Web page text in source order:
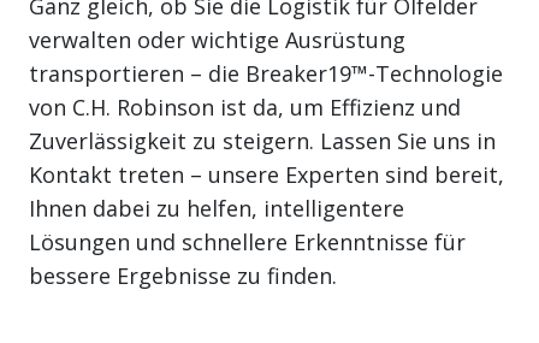
Ganz gleich, ob Sie die Logistik für Ölfelder
verwalten oder wichtige Ausrüstung
transportieren – die Breaker19™-Technologie
von C.H. Robinson ist da, um Effizienz und
Zuverlässigkeit zu steigern. Lassen Sie uns in
Kontakt treten – unsere Experten sind bereit,
Ihnen dabei zu helfen, intelligentere
Lösungen und schnellere Erkenntnisse für
bessere Ergebnisse zu finden.